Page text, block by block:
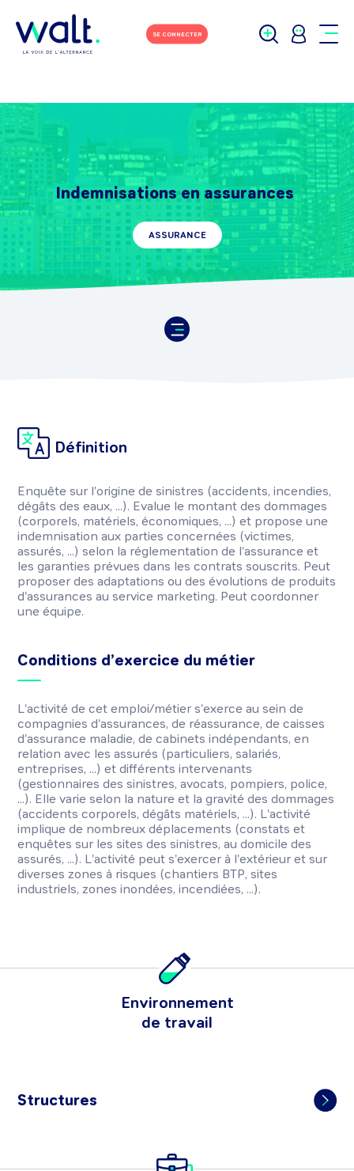
SE CONNECTER
Indemnisations en assurances
ASSURANCE
Définition
Enquête sur l'origine de sinistres (accidents, incendies,
dégâts des eaux, ...). Evalue le montant des dommages
(corporels, matériels, économiques, ...) et propose une
indemnisation aux parties concernées (victimes,
assurés, ...) selon la réglementation de l'assurance et
les garanties prévues dans les contrats souscrits. Peut
proposer des adaptations ou des évolutions de produits
d'assurances au service marketing. Peut coordonner
une équipe.
Conditions d’exercice du métier
L'activité de cet emploi/métier s'exerce au sein de
compagnies d'assurances, de réassurance, de caisses
d'assurance maladie, de cabinets indépendants, en
relation avec les assurés (particuliers, salariés,
entreprises, ...) et différents intervenants
(gestionnaires des sinistres, avocats, pompiers, police,
...). Elle varie selon la nature et la gravité des dommages
(accidents corporels, dégâts matériels, ...). L'activité
implique de nombreux déplacements (constats et
enquêtes sur les sites des sinistres, au domicile des
assurés, ...). L'activité peut s'exercer à l'extérieur et sur
diverses zones à risques (chantiers BTP, sites
industriels, zones inondées, incendiées, ...).
Environnement
de travail
Structures